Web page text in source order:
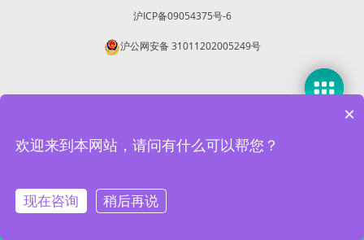
沪ICP备09054375号-6
沪公网安备 31011202005249号
本网站使用 Cookie 以提升您的用户体验，并提供针对您兴趣定
数据隐私声明和 使用条款。
×
欢迎来到本网站，请问有什么可以帮您？
现在咨询 稍后再说